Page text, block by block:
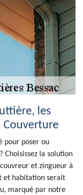
les
Couverture
pour poser ou
la solution
et zingueur à
et habitation serait
marqué par notre